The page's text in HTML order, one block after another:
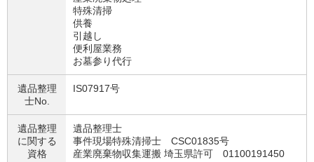
特殊清掃
供養
引越し
便利屋業務
お墓参り代行
遺品整理
士No.
IS07917号
遺品整理
に関する
資格
遺品整理士
事件現場特殊清掃士 CSC01835号
産業廃棄物収集運搬 埼玉県許可 01100191450